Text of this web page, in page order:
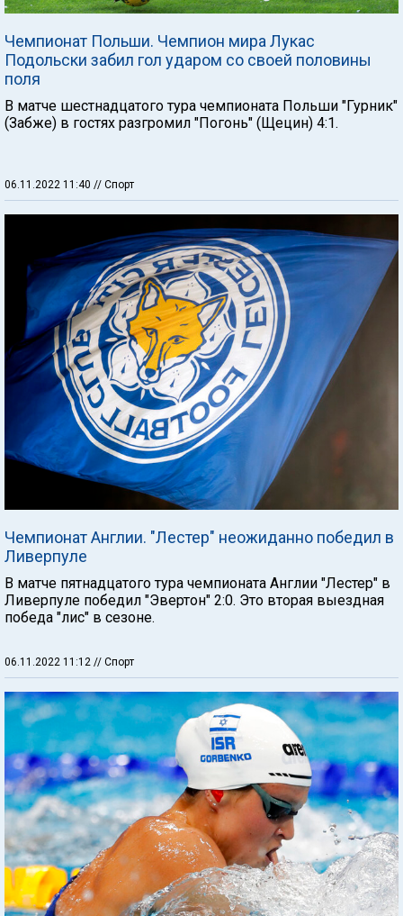
Чемпионат Польши. Чемпион мира Лукас
Подольски забил гол ударом со своей половины
поля
В матче шестнадцатого тура чемпионата Польши "Гурник"
(Забже) в гостях разгромил "Погонь" (Щецин) 4:1.
06.11.2022 11:40 // Спорт
Чемпионат Англии. "Лестер" неожиданно победил в
Ливерпуле
В матче пятнадцатого тура чемпионата Англии "Лестер" в
Ливерпуле победил "Эвертон" 2:0. Это вторая выездная
победа "лис" в сезоне.
06.11.2022 11:12 // Спорт